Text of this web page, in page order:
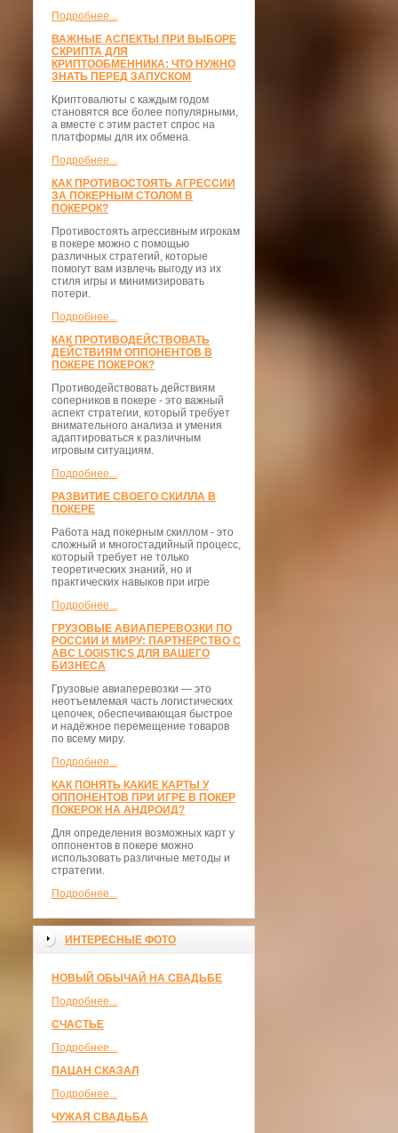
Подробнее...
ВАЖНЫЕ АСПЕКТЫ ПРИ ВЫБОРЕ
СКРИПТА ДЛЯ
КРИПТООБМЕННИКА: ЧТО НУЖНО
ЗНАТЬ ПЕРЕД ЗАПУСКОМ
Криптовалюты с каждым годом
становятся все более популярными,
а вместе с этим растет спрос на
платформы для их обмена.
Подробнее...
КАК ПРОТИВОСТОЯТЬ АГРЕССИИ
ЗА ПОКЕРНЫМ СТОЛОМ В
ПОКЕРОК?
Противостоять агрессивным игрокам
в покере можно с помощью
различных стратегий, которые
помогут вам извлечь выгоду из их
стиля игры и минимизировать
потери.
Подробнее...
КАК ПРОТИВОДЕЙСТВОВАТЬ
ДЕЙСТВИЯМ ОППОНЕНТОВ В
ПОКЕРЕ ПОКЕРОК?
Противодействовать действиям
соперников в покере - это важный
аспект стратегии, который требует
внимательного анализа и умения
адаптироваться к различным
игровым ситуациям.
Подробнее...
РАЗВИТИЕ СВОЕГО СКИЛЛА В
ПОКЕРЕ
Работа над покерным скиллом - это
сложный и многостадийный процесс,
который требует не только
теоретических знаний, но и
практических навыков при игре
Подробнее...
ГРУЗОВЫЕ АВИАПЕРЕВОЗКИ ПО
РОССИИ И МИРУ: ПАРТНЁРСТВО С
ABC LOGISTICS ДЛЯ ВАШЕГО
БИЗНЕСА
Грузовые авиаперевозки — это
неотъемлемая часть логистических
цепочек, обеспечивающая быстрое
и надёжное перемещение товаров
по всему миру.
Подробнее...
КАК ПОНЯТЬ КАКИЕ КАРТЫ У
ОППОНЕНТОВ ПРИ ИГРЕ В ПОКЕР
ПОКЕРОК НА АНДРОИД?
Для определения возможных карт у
оппонентов в покере можно
использовать различные методы и
стратегии.
Подробнее...
ИНТЕРЕСНЫЕ ФОТО
НОВЫЙ ОБЫЧАЙ НА СВАДЬБЕ
Подробнее...
СЧАСТЬЕ
Подробнее...
ПАЦАН СКАЗАЛ
Подробнее...
ЧУЖАЯ СВАДЬБА